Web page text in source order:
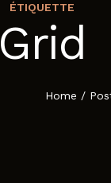
ÉTIQUETTE
Grid
Home /